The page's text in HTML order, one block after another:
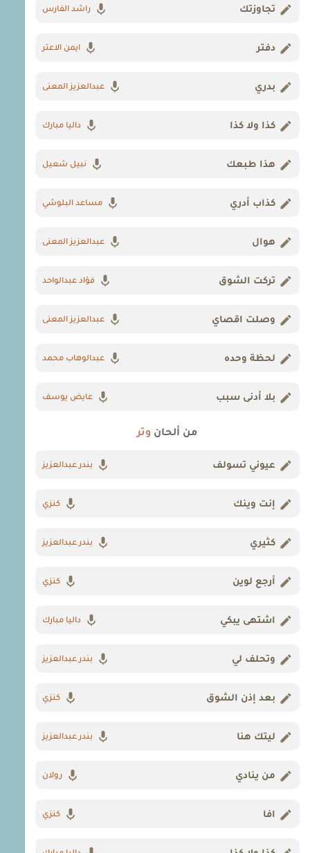
تجاوزتك راشد الفارس
دفتر ايمن الاعتر
بدري عبدالعزيز المعنى
كذا ولا كذا داليا مبارك
هذا طبعك نبيل شعيل
كذاب أدري مساعد البلوشي
هوال عبدالعزيز المعنى
تركت الشوق فؤاد عبدالواحد
وصلت اقصاي عبدالعزيز المعنى
لحظة وحده عبدالوهاب محمد
بلا أدنى سبب عايض يوسف
من ألحان وتر
عيوني تسولف بندر عبدالعزيز
إنت وينك كنزي
كثيري بندر عبدالعزيز
أرجع لوين كنزي
اشتهى يبكي داليا مبارك
وتحلف لي بندر عبدالعزيز
بعد إذن الشوق كنزي
ليتك هنا بندر عبدالعزيز
من ينادي رولان
افا كنزي